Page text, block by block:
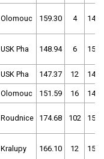
Olomouc 159.30 4
USK Pha 148.94 6
USK Pha 147.37 12
Olomouc 151.59 16
Roudnice 174.68 102
Kralupy 166.10 12